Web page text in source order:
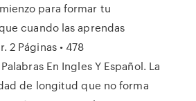
para formar tu
cuando las aprendas
2 Páginas • 478
En Ingles Y Español. La
de longitud que no forma